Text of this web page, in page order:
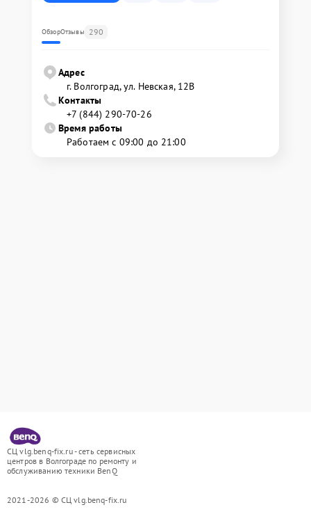
ОбзорОтзывы 290
Адрес
г. Волгоград, ул. Невская, 12В
Контакты
+7 (844) 290-70-26
Время работы
Работаем с 09:00 до 21:00
СЦ vlg.benq-fix.ru - сеть сервисных
центров в Волгограде по ремонту и
обслуживанию техники BenQ
2021-2026 © СЦ vlg.benq-fix.ru